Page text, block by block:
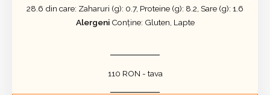
28.6 din care: Zaharuri (g): 0.7, Proteine (g): 8.2, Sare (g): 1.6
AlergeniConține: Gluten, Lapte
110 RON - tava